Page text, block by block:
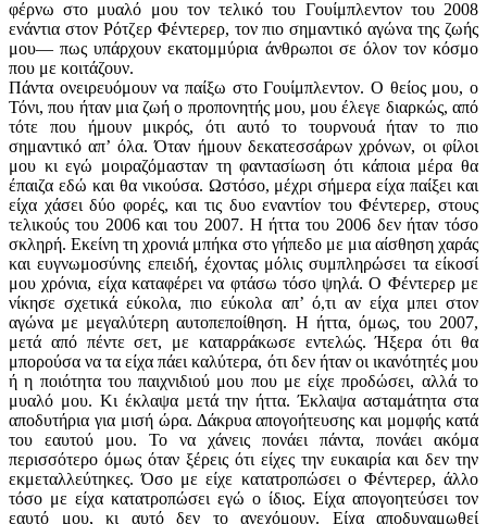
φέρνω στο μυαλό μου τον τελικό του Γουίμπλεντον του 2008
ενάντια στον Ρότζερ Φέντερερ, τον πιο σημαντικό αγώνα της ζωής
μου— πως υπάρχουν εκατομμύρια άνθρωποι σε όλον τον κόσμο
που με κοιτάζουν.
Πάντα ονειρευόμουν να παίξω στο Γουίμπλεντον. Ο θείος μου, ο
Τόνι, που ήταν μια ζωή ο προπονητής μου, μου έλεγε διαρκώς, από
τότε που ήμουν μικρός, ότι αυτό το τουρνουά ήταν το πιο
σημαντικό απ’ όλα. Όταν ήμουν δεκατεσσάρων χρόνων, οι φίλοι
μου κι εγώ μοιραζόμασταν τη φαντασίωση ότι κάποια μέρα θα
έπαιζα εδώ και θα νικούσα. Ωστόσο, μέχρι σήμερα είχα παίξει και
είχα χάσει δύο φορές, και τις δυο εναντίον του Φέντερερ, στους
τελικούς του 2006 και του 2007. Η ήττα του 2006 δεν ήταν τόσο
σκληρή. Εκείνη τη χρονιά μπήκα στο γήπεδο με μια αίσθηση χαράς
και ευγνωμοσύνης επειδή, έχοντας μόλις συμπληρώσει τα είκοσί
μου χρόνια, είχα καταφέρει να φτάσω τόσο ψηλά. Ο Φέντερερ με
νίκησε σχετικά εύκολα, πιο εύκολα απ’ ό,τι αν είχα μπει στον
αγώνα με μεγαλύτερη αυτοπεποίθηση. Η ήττα, όμως, του 2007,
μετά από πέντε σετ, με καταρράκωσε εντελώς. Ήξερα ότι θα
μπορούσα να τα είχα πάει καλύτερα, ότι δεν ήταν οι ικανότητές μου
ή η ποιότητα του παιχνιδιού μου που με είχε προδώσει, αλλά το
μυαλό μου. Κι έκλαψα μετά την ήττα. Έκλαψα ασταμάτητα στα
αποδυτήρια για μισή ώρα. Δάκρυα απογοήτευσης και μομφής κατά
του εαυτού μου. Το να χάνεις πονάει πάντα, πονάει ακόμα
περισσότερο όμως όταν ξέρεις ότι είχες την ευκαιρία και δεν την
εκμεταλλεύτηκες. Όσο με είχε κατατροπώσει ο Φέντερερ, άλλο
τόσο με είχα κατατροπώσει εγώ ο ίδιος. Είχα απογοητεύσει τον
εαυτό μου, κι αυτό δεν το ανεχόμουν. Είχα αποδυναμωθεί